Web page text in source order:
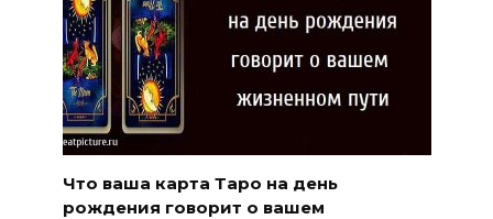
Что ваша карта Таро на день
рождения говорит о вашем